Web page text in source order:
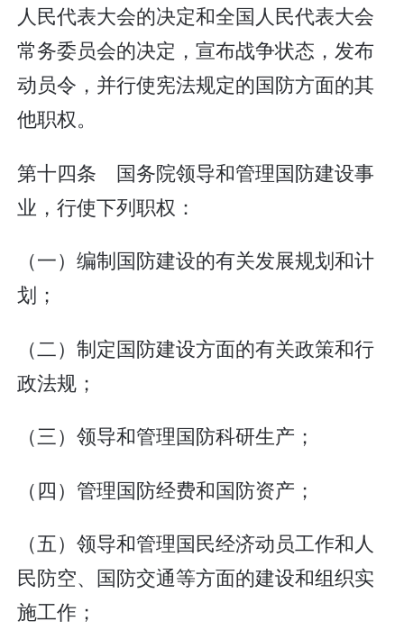
人民代表大会的决定和全国人民代表大会
常务委员会的决定，宣布战争状态，发布
动员令，并行使宪法规定的国防方面的其
他职权。
第十四条 国务院领导和管理国防建设事
业，行使下列职权：
（一）编制国防建设的有关发展规划和计
划；
（二）制定国防建设方面的有关政策和行
政法规；
（三）领导和管理国防科研生产；
（四）管理国防经费和国防资产；
（五）领导和管理国民经济动员工作和人
民防空、国防交通等方面的建设和组织实
施工作；